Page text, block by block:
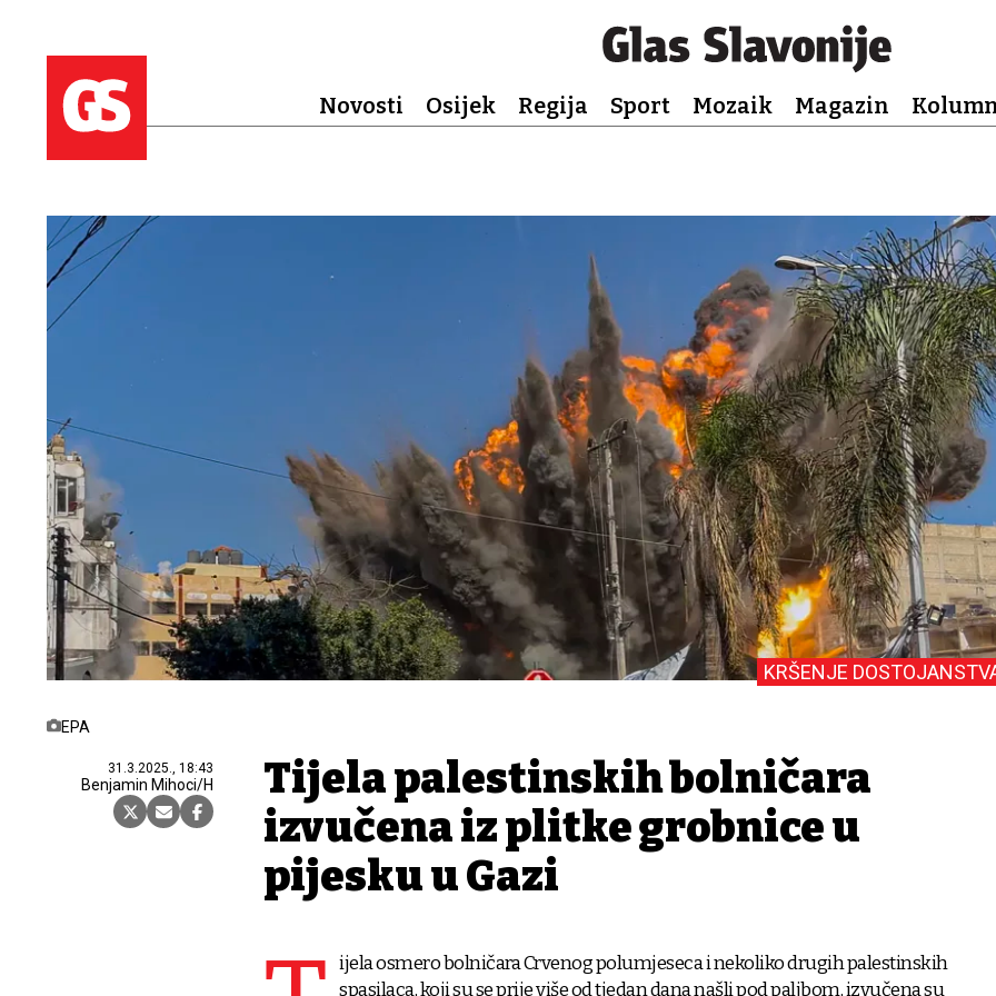
Novosti Osijek Regija Sport Mozaik Magazin
EPA
31.3.2025., 18:43
Benjamin Mihoci/H
KRŠENJE
Tijela palestinskih bolničara
izvučena iz plitke grobnice u
pijesku u Gazi
ijela osmero bolničara Crvenog polumjeseca i nekoliko drugih palestinskih
spasilaca, koji su se prije više od tjedan dana našli pod paljbom, izvučena su